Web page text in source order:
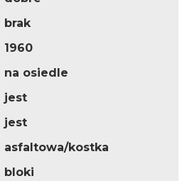
brak
1960
na osiedle
jest
jest
asfaltowa/kostka
bloki